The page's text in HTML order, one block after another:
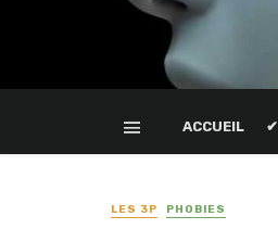
ACCUEIL ✔
LES 3P PHOBIES